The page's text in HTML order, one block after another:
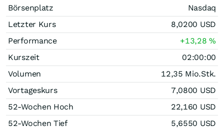
Börsenplatz
Nasdaq
Letzter Kurs
8,0200 USD
Performance
+13,28%
Kurszeit
02:00:00
Volumen
12,35 Mio.Stk.
Vortageskurs
7,0800 USD
52-Wochen Hoch
22,160 USD
52-Wochen Tief
5,6550 USD